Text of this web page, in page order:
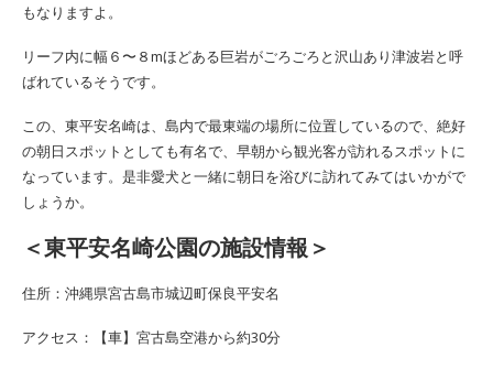
もなりますよ。
リーフ内に幅６〜８mほどある巨岩がごろごろと沢山あり津波岩と呼
ばれているそうです。
この、東平安名崎は、島内で最東端の場所に位置しているので、絶好
の朝日スポットとしても有名で、早朝から観光客が訪れるスポットに
なっています。是非愛犬と一緒に朝日を浴びに訪れてみてはいかがで
しょうか。
＜東平安名崎公園の施設情報＞
住所：沖縄県宮古島市城辺町保良平安名
アクセス：【車】宮古島空港から約30分